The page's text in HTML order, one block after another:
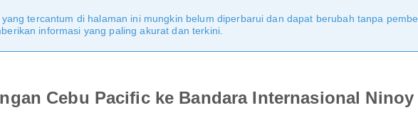
tercantum di halaman ini mungkin belum diperbarui dan dapat berubah tanpa
informasi yang paling akurat dan terkini.
Cebu Pacific ke Bandara Internasional